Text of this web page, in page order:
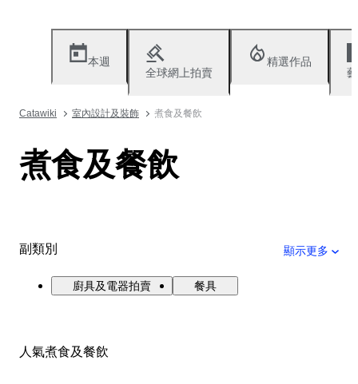
本週
全球網上拍賣
精選作品
Catawiki 室內設計及裝飾 煮食及餐飲
煮食及餐飲
副類別 顯示更多
廚具及電器拍賣 餐具
人氣煮食及餐飲